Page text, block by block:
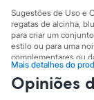
Sutiãs e Tops
Moda praia
Biquínis
Maiôs
Saídas de praia
Personagens
Plus size
Sugestões de Uso e
regatas de alcinha,
para criar um
estilo ou para uma
complementares ou
A gente se encontra
Mais detalhes do
Opiniões